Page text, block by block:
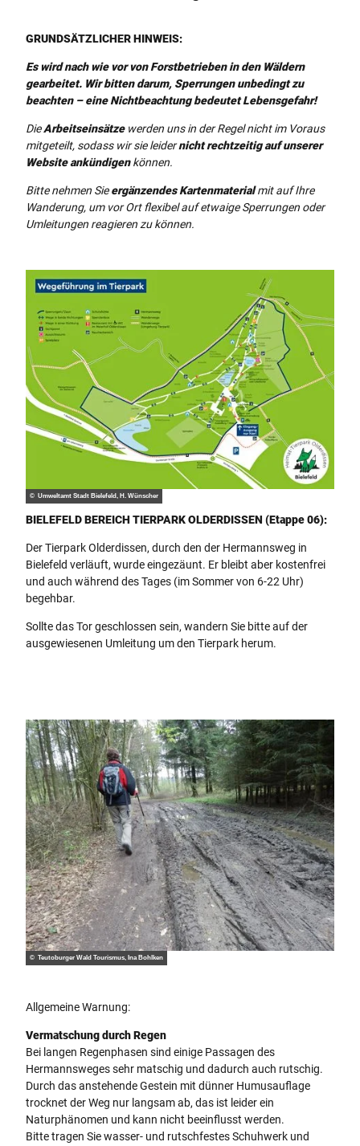
GRUNDSÄTZLICHER HINWEIS:
Es wird nach wie vor von Forstbetrieben in den Wäldern
gearbeitet. Wir bitten darum, Sperrungen unbedingt zu
beachten – eine Nichtbeachtung bedeutet Lebensgefahr!
DieArbeitseinsätzewerden uns in der Regel nicht im Voraus
mitgeteilt, sodass wir sie leidernicht rechtzeitig auf unserer
Website ankündigenkönnen.
Bitte nehmen Sieergänzendes Kartenmaterialmit auf Ihre
Wanderung, um vor Ort flexibel auf etwaige Sperrungen oder
Umleitungen reagieren zu können.
© Umweltamt Stadt Bielefeld, H. Wünscher
BIELEFELD BEREICH TIERPARK OLDERDISSEN (Etappe 06):
Der Tierpark Olderdissen, durch den der Hermannsweg in
Bielefeld verläuft, wurde eingezäunt. Er bleibt aber kostenfrei
und auch während des Tages (im Sommer von 6-22 Uhr)
begehbar.
Sollte das Tor geschlossen sein, wandern Sie bitte auf der
ausgewiesenen Umleitung um den Tierpark herum.
© Teutoburger Wald Tourismus, Ina Bohlken
Allgemeine Warnung:
Vermatschung durch Regen
Bei langen Regenphasen sind einige Passagen des
Hermannsweges sehr matschig und dadurch auch rutschig.
Durch das anstehende Gestein mit dünner Humusauflage
trocknet der Weg nur langsam ab, das ist leider ein
Naturphänomen und kann nicht beeinflusst werden.
Bitte tragen Sie wasser- und rutschfestes Schuhwerk und